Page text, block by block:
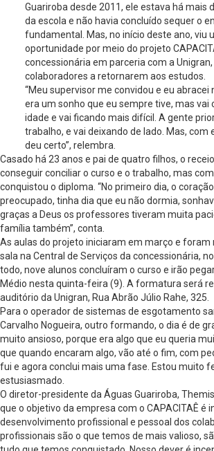
Guariroba desde 2011, ele estava há mais
da escola e não havia concluído sequer o
fundamental. Mas, no início deste ano, viu
oportunidade por meio do projeto
concessionária em parceria com a
colaboradores a retornarem aos estudos.
“Meu supervisor me convidou e eu abracei
era um sonho que eu sempre tive, mas vai
idade e vai ficando mais difícil. A gente
trabalho, e vai deixando de lado. Mas, com
deu certo”, relembra.
Casado há 23 anos e pai de quatro filhos, o
conseguir conciliar o curso e o trabalho, mas
conquistou o diploma. “No primeiro dia, o
preocupado, tinha dia que eu não dormia,
graças a Deus os professores tiveram muita
família também”, conta.
As aulas do projeto iniciaram em março e foram
sala na Central de Serviços da concessionária,
todo, nove alunos concluíram o curso e irão
Médio nesta quinta-feira (9). A formatura será
auditório da Unigran, Rua Abrão Júlio Rahe, 325.
Para o operador de sistemas de esgotamento
Carvalho Nogueira, outro formando, o dia é de
muito ansioso, porque era algo que eu queria
que quando encaram algo, vão até o fim, com
fui e agora conclui mais uma fase. Estou muito
estusiasmado.
O diretor-presidente da Águas Guariroba,
que o objetivo da empresa com o CAPACITAÊ é
desenvolvimento profissional e pessoal dos
profissionais são o que temos de mais valioso,